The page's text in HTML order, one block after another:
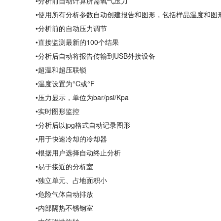
•使用所有分析参数自动创建报告和图形，包括样品温度和图
•分析前的自动压力调节
•直接监测最新的100个结果
•分析后自动将报告传输到USB外接设备
•超温和超压联锁
•温度设置为°C或°F
•压力显示，单位为bar/psi/Kpa
•实时图形监控
•分析后以jpg格式自动记录图形
•用于快速冷却的冷却器
•根据用户选择自动终止分析
•易于接近的分析室
•独立单元、占地面积小
•危险气体自动排放
•内部隔热不锈钢室